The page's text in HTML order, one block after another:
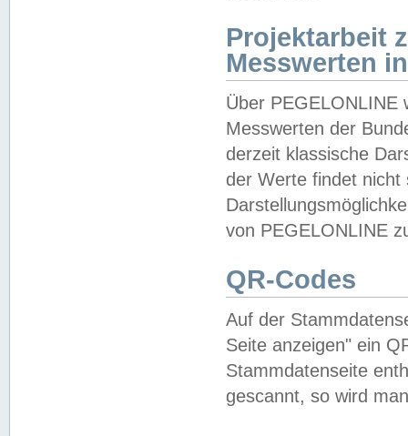
Projektarbeit
Messwerten
Über PEGELONLINE
Messwerten der
derzeit klassische
der Werte findet
von PEGELONLINE
QR-Codes
Auf der
Seite anzeigen" ein
Stammdatenseite
gescannt, so wird